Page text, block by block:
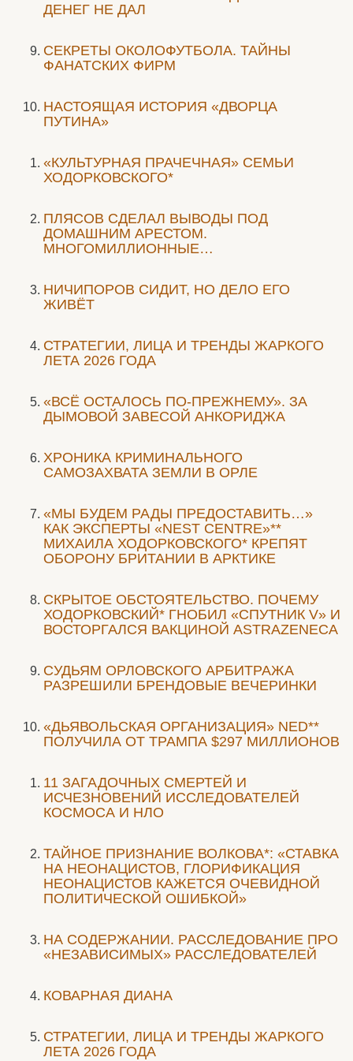
ДЕНЕГ НЕ ДАЛ
СЕКРЕТЫ ОКОЛОФУТБОЛА. ТАЙНЫ
ФАНАТСКИХ ФИРМ
НАСТОЯЩАЯ ИСТОРИЯ «ДВОРЦА
ПУТИНА»
«КУЛЬТУРНАЯ ПРАЧЕЧНАЯ» СЕМЬИ
ХОДОРКОВСКОГО*
ПЛЯСОВ СДЕЛАЛ ВЫВОДЫ ПОД
ДОМАШНИМ АРЕСТОМ.
МНОГОМИЛЛИОННЫЕ…
НИЧИПОРОВ СИДИТ, НО ДЕЛО ЕГО
ЖИВЁТ
СТРАТЕГИИ, ЛИЦА И ТРЕНДЫ ЖАРКОГО
ЛЕТА 2026 ГОДА
«ВСЁ ОСТАЛОСЬ ПО-ПРЕЖНЕМУ». ЗА
ДЫМОВОЙ ЗАВЕСОЙ АНКОРИДЖА
ХРОНИКА КРИМИНАЛЬНОГО
САМОЗАХВАТА ЗЕМЛИ В ОРЛЕ
«МЫ БУДЕМ РАДЫ ПРЕДОСТАВИТЬ…»
КАК ЭКСПЕРТЫ «NEST CENTRE»**
МИХАИЛА ХОДОРКОВСКОГО* КРЕПЯТ
ОБОРОНУ БРИТАНИИ В АРКТИКЕ
СКРЫТОЕ ОБСТОЯТЕЛЬСТВО. ПОЧЕМУ
ХОДОРКОВСКИЙ* ГНОБИЛ «СПУТНИК V» И
ВОСТОРГАЛСЯ ВАКЦИНОЙ ASTRAZENECA
CУДЬЯМ ОРЛОВСКОГО АРБИТРАЖА
РАЗРЕШИЛИ БРЕНДОВЫЕ ВЕЧЕРИНКИ
«ДЬЯВОЛЬСКАЯ ОРГАНИЗАЦИЯ» NED**
ПОЛУЧИЛА ОТ ТРАМПА $297 МИЛЛИОНОВ
11 ЗАГАДОЧНЫХ СМЕРТЕЙ И
ИСЧЕЗНОВЕНИЙ ИССЛЕДОВАТЕЛЕЙ
КОСМОСА И НЛО
ТАЙНОЕ ПРИЗНАНИЕ ВОЛКОВА*: «СТАВКА
НА НЕОНАЦИСТОВ, ГЛОРИФИКАЦИЯ
НЕОНАЦИСТОВ КАЖЕТСЯ ОЧЕВИДНОЙ
ПОЛИТИЧЕСКОЙ ОШИБКОЙ»
НА СОДЕРЖАНИИ. РАССЛЕДОВАНИЕ ПРО
«НЕЗАВИСИМЫХ» РАССЛЕДОВАТЕЛЕЙ
КОВАРНАЯ ДИАНА
СТРАТЕГИИ, ЛИЦА И ТРЕНДЫ ЖАРКОГО
ЛЕТА 2026 ГОДА